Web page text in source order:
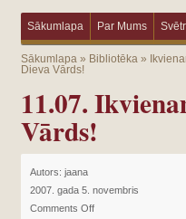
Sākumlapa Par Mums
Sākumlapa» Bibliotēka»
Dieva Vārds!
11.07.
Vārds!
Autors: jaana
2007. gada 5. novembris
Comments Off